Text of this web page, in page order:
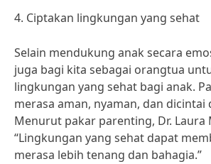
4. Ciptakan lingkungan yang sehat
Selain mendukung anak secara
juga bagi kita sebagai orangtua
lingkungan yang sehat bagi anak.
merasa aman, nyaman, dan dicintai
Menurut pakar parenting, Dr. Laura
“Lingkungan yang sehat dapat
merasa lebih tenang dan bahagia.”